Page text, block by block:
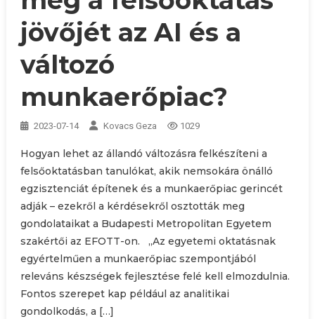
jövőjét az AI és a
változó
munkaerőpiac?
2023-07-14 Kovacs Geza 1029
Hogyan lehet az állandó változásra felkészíteni a
felsőoktatásban tanulókat, akik nemsokára önálló
egzisztenciát építenek és a munkaerőpiac gerincét
adják – ezekről a kérdésekről osztották meg
gondolataikat a Budapesti Metropolitan Egyetem
szakértői az EFOTT-on. „Az egyetemi oktatásnak
egyértelműen a munkaerőpiac szempontjából
releváns készségek fejlesztése felé kell elmozdulnia.
Fontos szerepet kap például az analitikai
gondolkodás, a […]